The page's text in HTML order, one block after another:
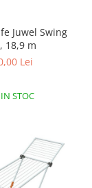
Juwel Swing
18,9 m
Lei
IN STOC